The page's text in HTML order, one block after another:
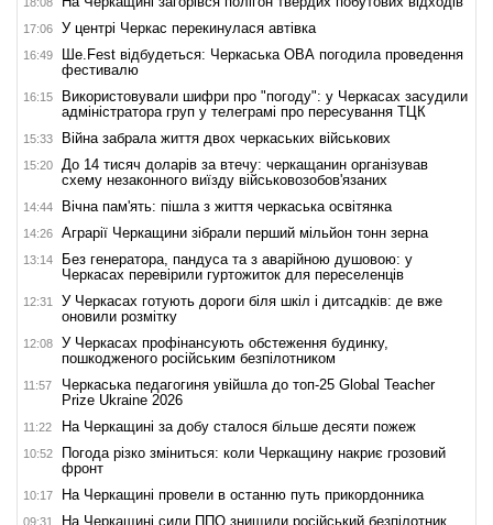
17:06 У центрі Черкас перекинулася автівка
16:49
Ше.Fest відбудеться: Черкаська ОВА погодила проведення
фестивалю
16:15
Використовували шифри про "погоду": у Черкасах засудили
адміністратора груп у телеграмі про пересування ТЦК
15:33 Війна забрала життя двох черкаських військових
15:20
До 14 тисяч доларів за втечу: черкащанин організував
схему незаконного виїзду військовозобов'язаних
14:44 Вічна пам'ять: пішла з життя черкаська освітянка
14:26 Аграрії Черкащини зібрали перший мільйон тонн зерна
13:14
Без генератора, пандуса та з аварійною душовою: у
Черкасах перевірили гуртожиток для переселенців
12:31
У Черкасах готують дороги біля шкіл і дитсадків: де вже
оновили розмітку
12:08
У Черкасах профінансують обстеження будинку,
пошкодженого російським безпілотником
11:57
Черкаська педагогиня увійшла до топ-25 Global Teacher
Prize Ukraine 2026
11:22 На Черкащині за добу сталося більше десяти пожеж
10:52
Погода різко зміниться: коли Черкащину накриє грозовий
фронт
10:17 На Черкащині провели в останню путь прикордонника
09:31 На Черкащині сили ППО знищили російський безпілотник